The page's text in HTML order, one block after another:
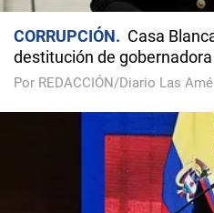
CORRUPCIÓN
Casa
destitución de gobernadora
Por REDACCIÓN/Diario Las